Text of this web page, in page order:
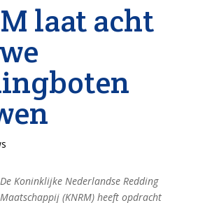
laat acht
De Koninklijke Nederlandse Redding
Maatschappij (KNRM) heeft opdracht